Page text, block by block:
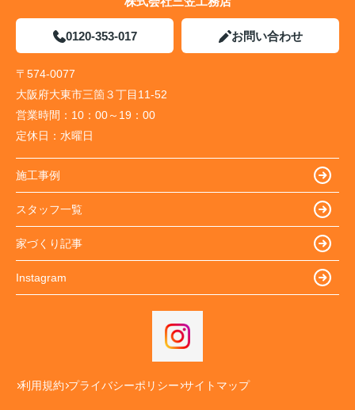
0120-353-017 お問い合わせ
〒574-0077
大阪府大東市三箇３丁目11-52
営業時間： 10：00～19：00
定休日： 水曜日
施工事例
スタッフ一覧
家づくり記事
Instagram
利用規約 プライバシーポリシー サイトマップ